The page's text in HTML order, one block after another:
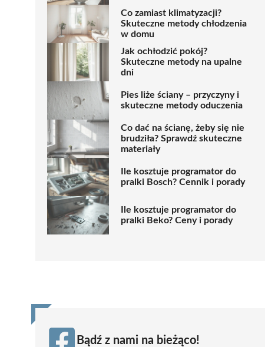
Co zamiast klimatyzacji?
Skuteczne metody chłodzenia
w domu
Jak ochłodzić pokój?
Skuteczne metody na upalne
dni
Pies liże ściany – przyczyny i
skuteczne metody oduczenia
Co dać na ścianę, żeby się nie
brudziła? Sprawdź skuteczne
materiały
Ile kosztuje programator do
pralki Bosch? Cennik i porady
Ile kosztuje programator do
pralki Beko? Ceny i porady
Bądź z nami na bieżąco!